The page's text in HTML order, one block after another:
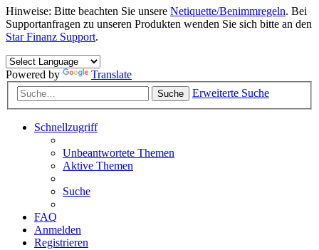
Hinweise: Bitte beachten Sie unsere Netiquette/Benimmregeln. Bei
Supportanfragen zu unseren Produkten wenden Sie sich bitte an den
Star Finanz Support.
Powered by Translate
Suche Erweiterte Suche
Schnellzugriff
Unbeantwortete Themen
Aktive Themen
Suche
FAQ
Anmelden
Registrieren